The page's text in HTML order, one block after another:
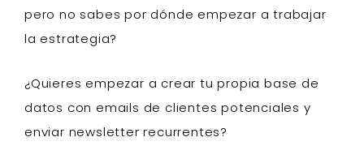
pero no sabes por dónde empezar a trabajar
la estrategia?
¿Quieres empezar a crear tu propia base de
datos con emails de clientes potenciales y
enviar newsletter recurrentes?